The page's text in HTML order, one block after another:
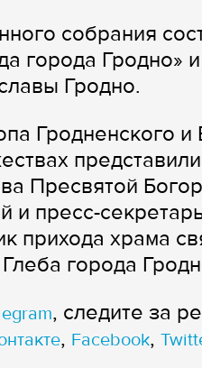
собрания
города Гродно»
Гродно.
Гродненского
Пресвятой
и пресс-
прихода храма
города
, следите за
, Facebook,